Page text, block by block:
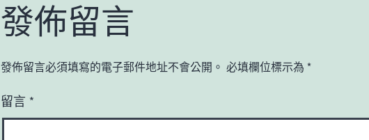
發佈留言
發佈留言必須填寫的電子郵件地址不會公開。 必填欄位標示為 *
留言 *